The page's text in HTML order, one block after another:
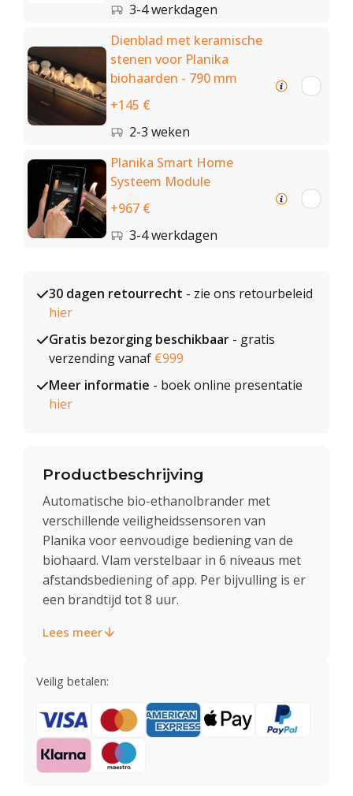
3-4 werkdagen
Dienblad met keramische
stenen voor Planika
biohaarden - 790 mm
+145 €
2-3 weken
Planika Smart Home
Systeem Module
+967 €
3-4 werkdagen
30 dagen retourrecht - zie ons retourbeleid
hier
Gratis bezorging beschikbaar - gratis
verzending vanaf €999
Meer informatie - boek online presentatie
hier
Productbeschrijving
Automatische bio-ethanolbrander met
verschillende veiligheidssensoren van
Planika voor eenvoudige bediening van de
biohaard. Vlam verstelbaar in 6 niveaus met
afstandsbediening of app. Per bijvulling is er
een brandtijd tot 8 uur.
Lees meer
Veilig betalen: